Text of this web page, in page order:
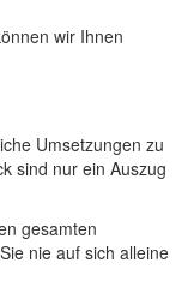
wir Ihnen
Umsetzungen zu
sind nur ein Auszug
gesamten
nie auf sich alleine